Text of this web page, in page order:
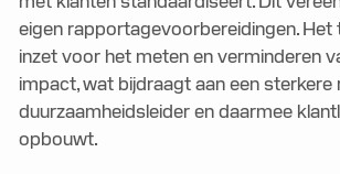
eigen rapportagevoorbereidingen.
inzet voor het meten en verminderen
impact, wat bijdraagt aan een sterkere
duurzaamheidsleider en daarmee
opbouwt.